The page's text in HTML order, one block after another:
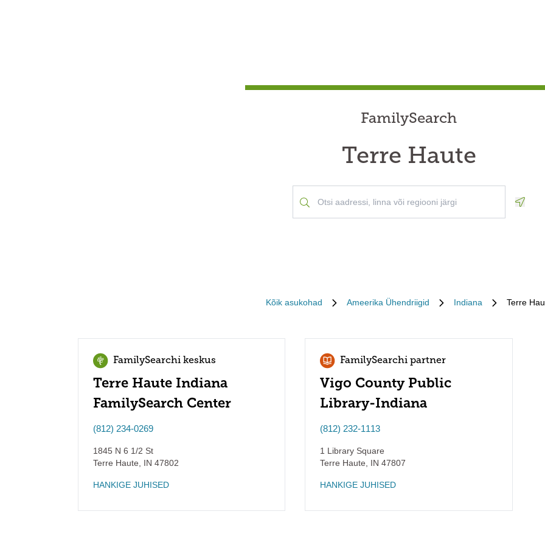
FamilySearch
Terre Haute
Kõik asukohad Ameerika Ühendriigid Indiana Terre
FamilySearchi keskus
Terre Haute Indiana
FamilySearch Center
(812) 234-0269
1845 N 6 1/2 St
Terre Haute
IN 47802
HANKIGE JUHISED
FamilySearchi partner
Vigo County Public
Library-Indiana
(812) 232-1113
1 Library Square
Terre Haute
IN 47807
HANKIGE JUHISED